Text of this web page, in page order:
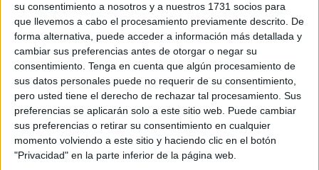
su consentimiento a nosotros y a nuestros 1731 socios para
que llevemos a cabo el procesamiento previamente descrito. De
forma alternativa, puede acceder a información más detallada y
cambiar sus preferencias antes de otorgar o negar su
consentimiento. Tenga en cuenta que algún procesamiento de
sus datos personales puede no requerir de su consentimiento,
pero usted tiene el derecho de rechazar tal procesamiento. Sus
preferencias se aplicarán solo a este sitio web. Puede cambiar
sus preferencias o retirar su consentimiento en cualquier
momento volviendo a este sitio y haciendo clic en el botón
"Privacidad" en la parte inferior de la página web.
Elmejor resultadoobtenido por los ceutíes ha sido el
subcampeonato del combinado juvenil en Primera División
que le ha servido para recuperar de nuevo su puesto en la
División de Honor donde merece estar por rendimiento.
Los jóvenes jugadores caballas dirigidos por el
seleccionador y técnico nacional Enrique Muro Hernández
jugaron un buen torneo plantándose en semifinales donde
se asegurabanpelear por una medalla